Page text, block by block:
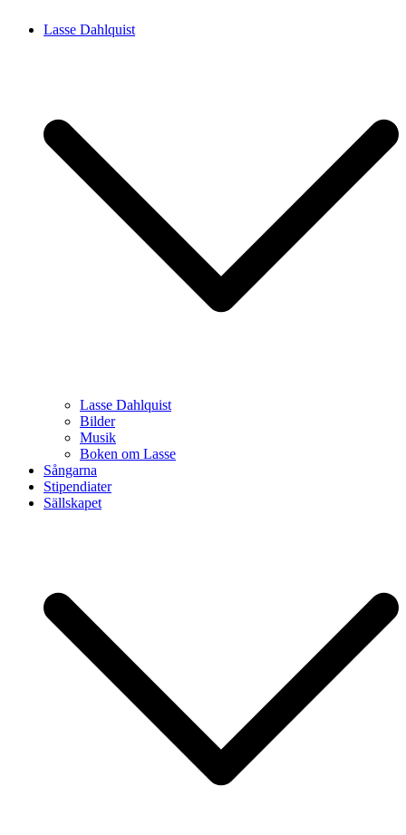
Lasse Dahlquist
Lasse Dahlquist
Bilder
Musik
Boken om Lasse
Sångarna
Stipendiater
Sällskapet